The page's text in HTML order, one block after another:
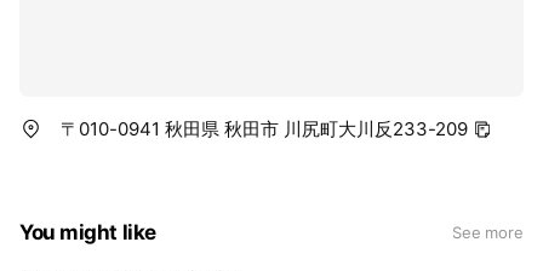
〒010-0941 秋田県 秋田市 川尻町大川反233-209
You might like See more